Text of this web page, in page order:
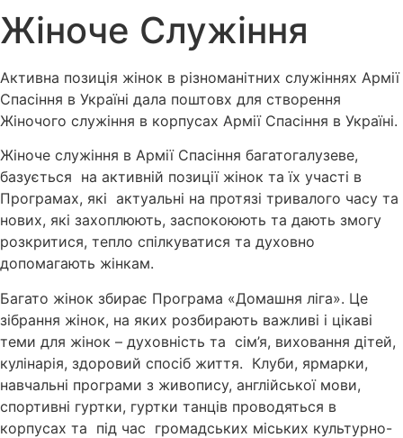
Жіноче Cлужіння
Активна позиція жінок в різноманітних служіннях Армії
Спасіння в Україні дала поштовх для створення
Жіночого служіння в корпусах Армії Спасіння в Україні.
Жіноче служіння в Армії Спасіння багатогалузеве,
базується на активній позиції жінок та їх участі в
Програмах, які актуальні на протязі тривалого часу та
нових, які захоплюють, заспокоюють та дають змогу
розкритися, тепло спілкуватися та духовно
допомагають жінкам.
Багато жінок збирає Програма «Домашня ліга». Це
зібрання жінок, на яких розбирають важливі і цікаві
теми для жінок – духовність та сім’я, виховання дітей,
кулінарія, здоровий спосіб життя. Клуби, ярмарки,
навчальні програми з живопису, англійської мови,
спортивні гуртки, гуртки танців проводяться в
корпусах та під час громадських міських культурно-